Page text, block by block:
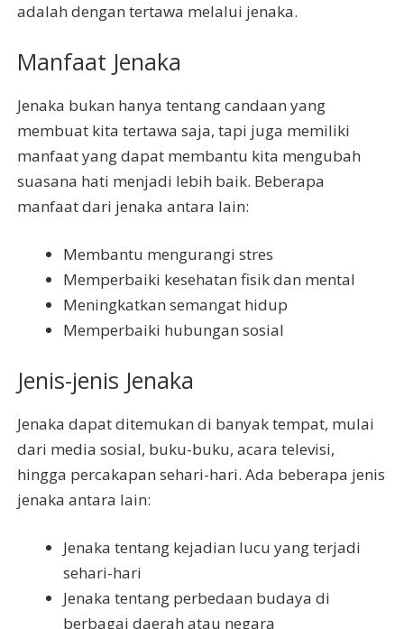
adalah dengan tertawa melalui jenaka.
Manfaat Jenaka
Jenaka bukan hanya tentang candaan yang
membuat kita tertawa saja, tapi juga memiliki
manfaat yang dapat membantu kita mengubah
suasana hati menjadi lebih baik. Beberapa
manfaat dari jenaka antara lain:
Membantu mengurangi stres
Memperbaiki kesehatan fisik dan mental
Meningkatkan semangat hidup
Memperbaiki hubungan sosial
Jenis-jenis Jenaka
Jenaka dapat ditemukan di banyak tempat, mulai
dari media sosial, buku-buku, acara televisi,
hingga percakapan sehari-hari. Ada beberapa jenis
jenaka antara lain:
Jenaka tentang kejadian lucu yang terjadi
sehari-hari
Jenaka tentang perbedaan budaya di
berbagai daerah atau negara